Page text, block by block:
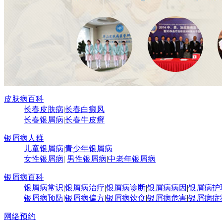
皮肤病百科
长春皮肤病|长春白癜风
长春银屑病|长春牛皮癣
银屑病人群
儿童银屑病|青少年银屑病
女性银屑病| 男性银屑病|中老年银屑病
银屑病百科
银屑病常识|银屑病治疗|银屑病诊断|银屑病病因 |银屑病护
银屑病预防|银屑病偏方|银屑病饮食|银屑病危害|银屑病症
网络预约